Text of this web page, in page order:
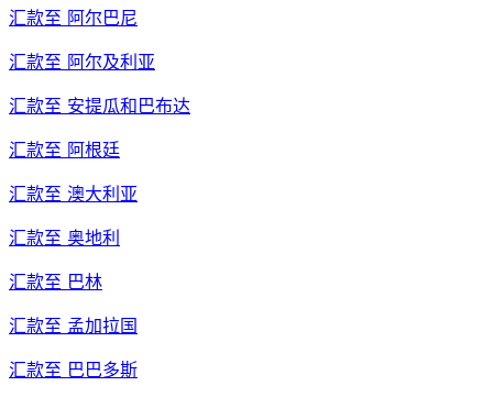
汇款至 阿尔巴尼
汇款至 阿尔及利亚
汇款至 安提瓜和巴布达
汇款至 阿根廷
汇款至 澳大利亚
汇款至 奥地利
汇款至 巴林
汇款至 孟加拉国
汇款至 巴巴多斯